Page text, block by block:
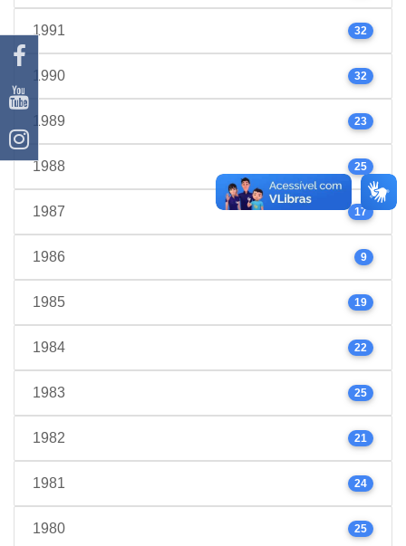
1991 32
1990 32
1989 23
1988 25
1987 17
1986 9
1985 19
1984 22
1983 25
1982 21
1981 24
1980 25